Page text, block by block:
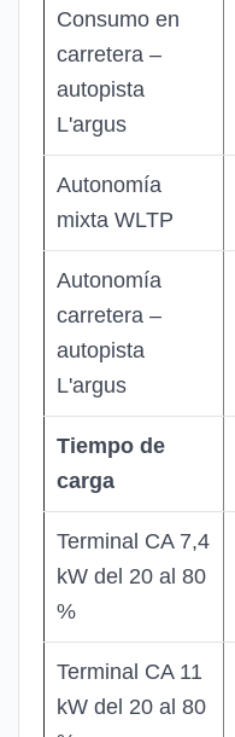
Consumo en
carretera –
autopista
L'argus
Autonomía
mixta WLTP
Autonomía
carretera –
autopista
L'argus
Tiempo de
carga
Terminal CA 7,4
kW del 20 al 80
%
Terminal CA 11
kW del 20 al 80